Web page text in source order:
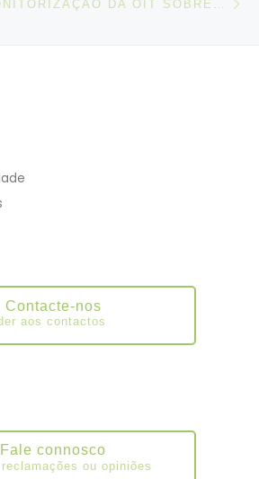
Contacte-nos
aos contactos
Fale connosco
ou opiniões